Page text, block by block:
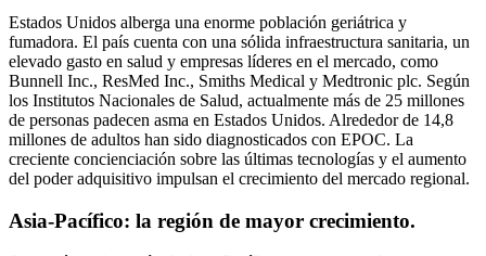
Estados Unidos alberga una enorme población geriátrica y
fumadora. El país cuenta con una sólida infraestructura sanitaria, un
elevado gasto en salud y empresas líderes en el mercado, como
Bunnell Inc., ResMed Inc., Smiths Medical y Medtronic plc. Según
los Institutos Nacionales de Salud, actualmente más de 25 millones
de personas padecen asma en Estados Unidos. Alrededor de 14,8
millones de adultos han sido diagnosticados con EPOC. La
creciente concienciación sobre las últimas tecnologías y el aumento
del poder adquisitivo impulsan el crecimiento del mercado regional.
Asia-Pacífico: la región de mayor crecimiento.